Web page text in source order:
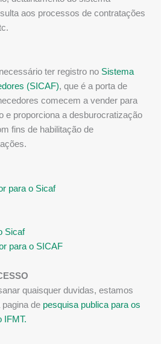
aos processos de contratações
ter registro no Sistema
(SICAF), que é a porta de
comecem a vender para
e proporciona a desburocratização
fins de habilitação de
para o Sicaf
Sicaf
para o SICAF
quaisquer duvidas, estamos
de pesquisa publica para os
IFMT.